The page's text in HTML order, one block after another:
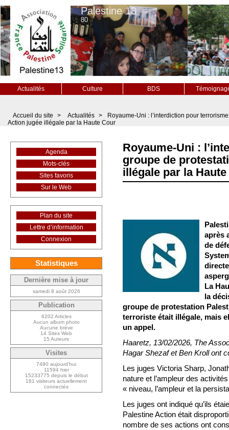
Palestine 13
80
Actualités Culture BDS
Accueil du site > Actualités >
Royaume-Uni : l’interdiction pour
Action jugée illégale par la Haute Cour
Royaume-Uni :
groupe de
illégale par la
après
de
La
la
groupe de protestation
terroriste était illégale, mais
un appel.
Haaretz, 13/02/2026, The
Hagar Shezaf et Ben Kroll ont
Les juges Victoria Sharp,
nature et l’ampleur des
« niveau, l’ampleur et la
Les juges ont indiqué qu’ils
Palestine Action était
nombre de ses actions ont
Agenda
Mots-clés
Sites favoris
Sur le Web
Plan du site
Lettre d’information
Connexion
Statistiques
Dernière mise à jour
samedi 8 août 2026
Publication
6202 Articles
Aucun album photo
Aucune brève
14 Sites Web
15 Auteurs
Visites
7490 aujourd’hui
11594 hier
15233775 depuis le début
181 visiteurs actuellement
connectés